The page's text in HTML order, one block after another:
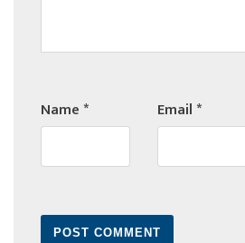
Name* Email*